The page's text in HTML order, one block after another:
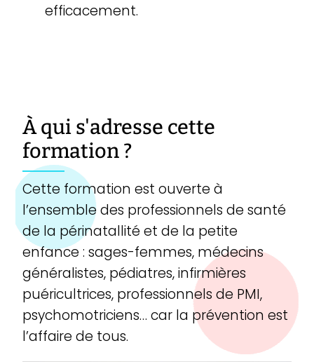
efficacement.
À qui s'adresse cette
formation ?
Cette formation est ouverte à
l’ensemble des professionnels de santé
de la périnatallité et de la petite
enfance : sages-femmes, médecins
généralistes, pédiatres, infirmières
puéricultrices, professionnels de PMI,
psychomotriciens… car la prévention est
l’affaire de tous.